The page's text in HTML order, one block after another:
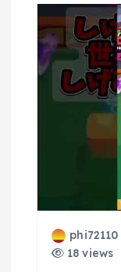
phi72110
18 views